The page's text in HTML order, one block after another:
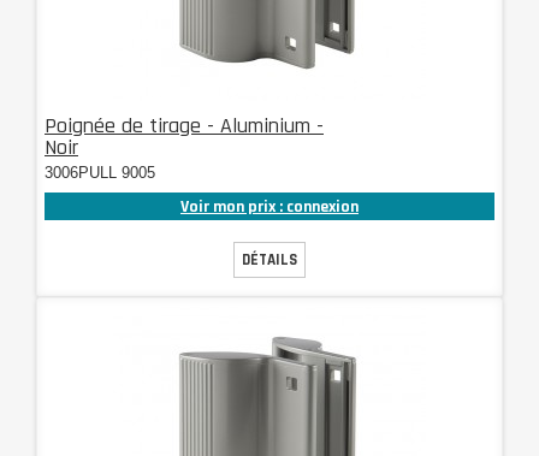
Poignée de tirage - Aluminium -
Noir
3006PULL 9005
Voir mon prix : connexion
DÉTAILS